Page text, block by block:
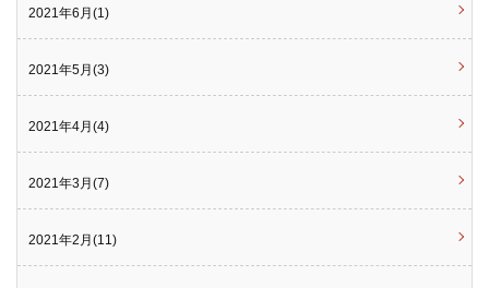
2021年6月(1)
2021年5月(3)
2021年4月(4)
2021年3月(7)
2021年2月(11)